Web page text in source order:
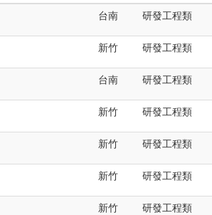
台南 研發工程類
新竹 研發工程類
台南 研發工程類
新竹 研發工程類
新竹 研發工程類
新竹 研發工程類
新竹 研發工程類